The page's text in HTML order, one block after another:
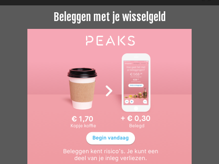
Beleggen met je wisselgeld